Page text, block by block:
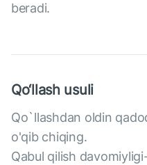
beradi.
Qo‘llash usuli
Qo`llashdan oldin
o'qib chiqing.
Qabul qilish